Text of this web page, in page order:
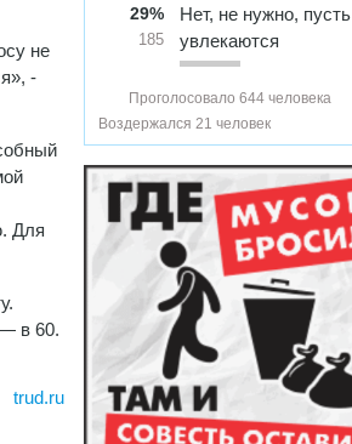
не
-
Для
в 60.
trud.ru
29%
185
Нет, не нужно, пусть
увлекаются
Проголосовало 644 человека
Воздержался 21 человек